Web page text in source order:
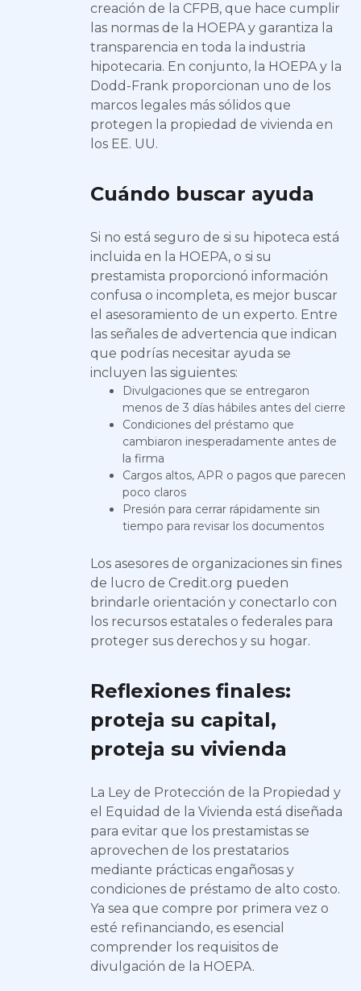
creación de la CFPB, que hace cumplir
las normas de la HOEPA y garantiza la
transparencia en toda la industria
hipotecaria. En conjunto, la HOEPA y la
Dodd-Frank proporcionan uno de los
marcos legales más sólidos que
protegen la propiedad de vivienda en
los EE. UU.
Cuándo buscar ayuda
Si no está seguro de si su hipoteca está
incluida en la HOEPA, o si su
prestamista proporcionó información
confusa o incompleta, es mejor buscar
el asesoramiento de un experto. Entre
las señales de advertencia que indican
que podrías necesitar ayuda se
incluyen las siguientes:
Divulgaciones que se entregaron
menos de 3 días hábiles antes del cierre
Condiciones del préstamo que
cambiaron inesperadamente antes de
la firma
Cargos altos, APR o pagos que parecen
poco claros
Presión para cerrar rápidamente sin
tiempo para revisar los documentos
Los asesores de organizaciones sin fines
de lucro de Credit.org pueden
brindarle orientación y conectarlo con
los recursos estatales o federales para
proteger sus derechos y su hogar.
Reflexiones finales:
proteja su capital,
proteja su vivienda
La Ley de Protección de la Propiedad y
el Equidad de la Vivienda está diseñada
para evitar que los prestamistas se
aprovechen de los prestatarios
mediante prácticas engañosas y
condiciones de préstamo de alto costo.
Ya sea que compre por primera vez o
esté refinanciando, es esencial
comprender los requisitos de
divulgación de la HOEPA.